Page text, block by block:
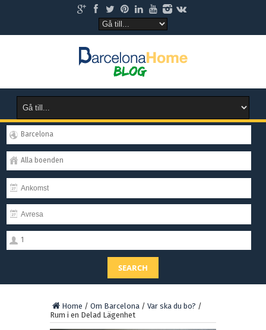
Barcelona
Alla boenden
1
SEARCH
Home / Om Barcelona / Var ska du bo? /
Rum i en Delad Lägenhet